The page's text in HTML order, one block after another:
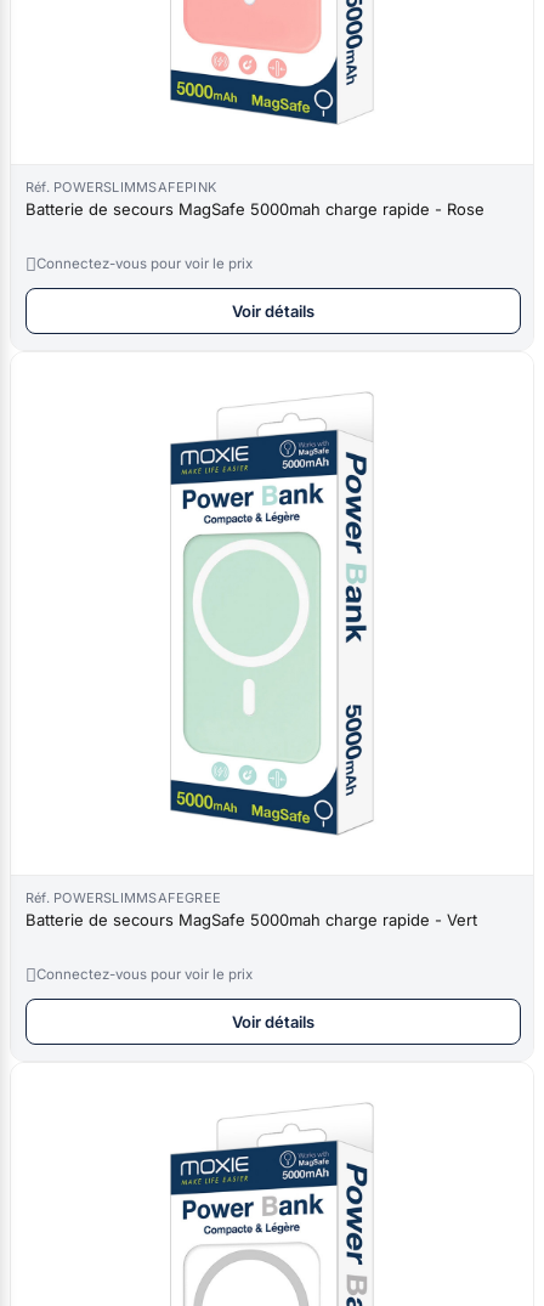
Réf. POWERSLIMMSAFEPINK
Batterie de secours MagSafe 5000mah charge rapide - Rose
Connectez-vous pour voir le prix
Voir détails
Réf. POWERSLIMMSAFEGREE
Batterie de secours MagSafe 5000mah charge rapide - Vert
Connectez-vous pour voir le prix
Voir détails